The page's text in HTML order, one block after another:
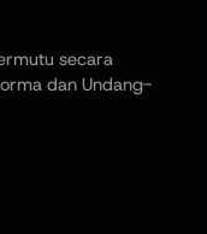
secara
dan Undang-